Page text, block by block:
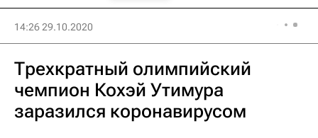
14:26 29.10.2020
Трехкратный олимпийский
чемпион Кохэй Утимура
заразился коронавирусом